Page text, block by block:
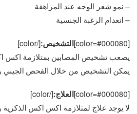
– نمو شعر الوجه عند المراهقة
– انعدام الرغبة الجنسية
[color=#000080] التشخيص:[/color]
يصعب تشخيص المصابين بمتلازمة اكس
يمكن التشخيص من خلال الفحص
[color=#000080] العلاج:[/color]
لا يوجد علاج لمتلازمة اكس اكس